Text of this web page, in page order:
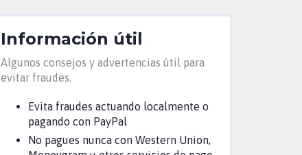
Información útil
Algunos consejos y advertencias útil para
evitar fraudes.
Evita fraudes actuando localmente o
pagando con PayPal
No pagues nunca con Western Union,